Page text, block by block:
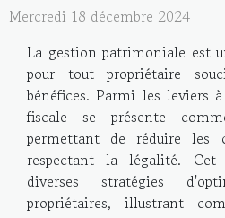
Mercredi 18 décembre 2024
La gestion patrimoniale est
pour tout propriétaire
bénéfices. Parmi les leviers
fiscale se présente
permettant de réduire les
respectant la légalité. Cet
diverses stratégies
propriétaires, illustrant